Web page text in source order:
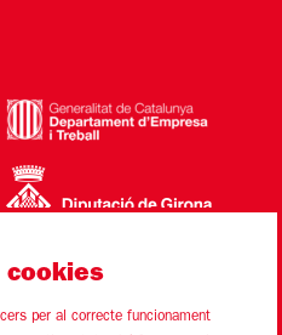
cookies
per al correcte funcionament